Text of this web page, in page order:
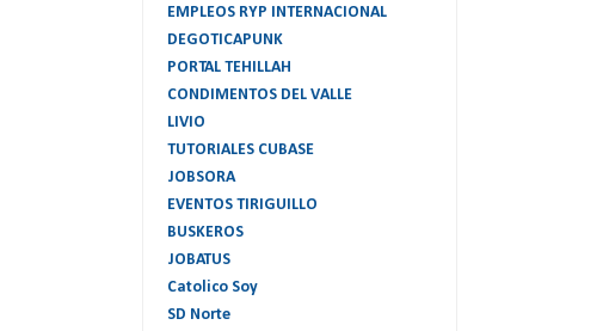
EMPLEOS RYP INTERNACIONAL
DEGOTICAPUNK
PORTAL TEHILLAH
CONDIMENTOS DEL VALLE
LIVIO
TUTORIALES CUBASE
JOBSORA
EVENTOS TIRIGUILLO
BUSKEROS
JOBATUS
Catolico Soy
SD Norte